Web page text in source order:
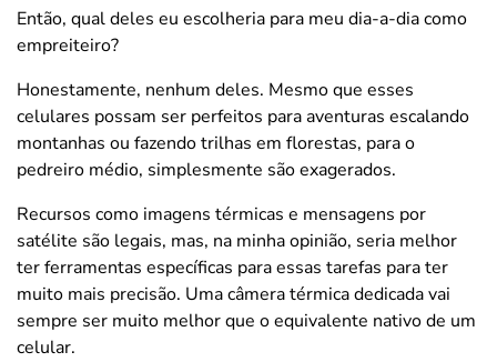
Então, qual deles eu escolheria para meu dia-a-dia como
empreiteiro?
Honestamente, nenhum deles. Mesmo que esses
celulares possam ser perfeitos para aventuras escalando
montanhas ou fazendo trilhas em florestas, para o
pedreiro médio, simplesmente são exagerados.
Recursos como imagens térmicas e mensagens por
satélite são legais, mas, na minha opinião, seria melhor
ter ferramentas específicas para essas tarefas para ter
muito mais precisão. Uma câmera térmica dedicada vai
sempre ser muito melhor que o equivalente nativo de um
celular.